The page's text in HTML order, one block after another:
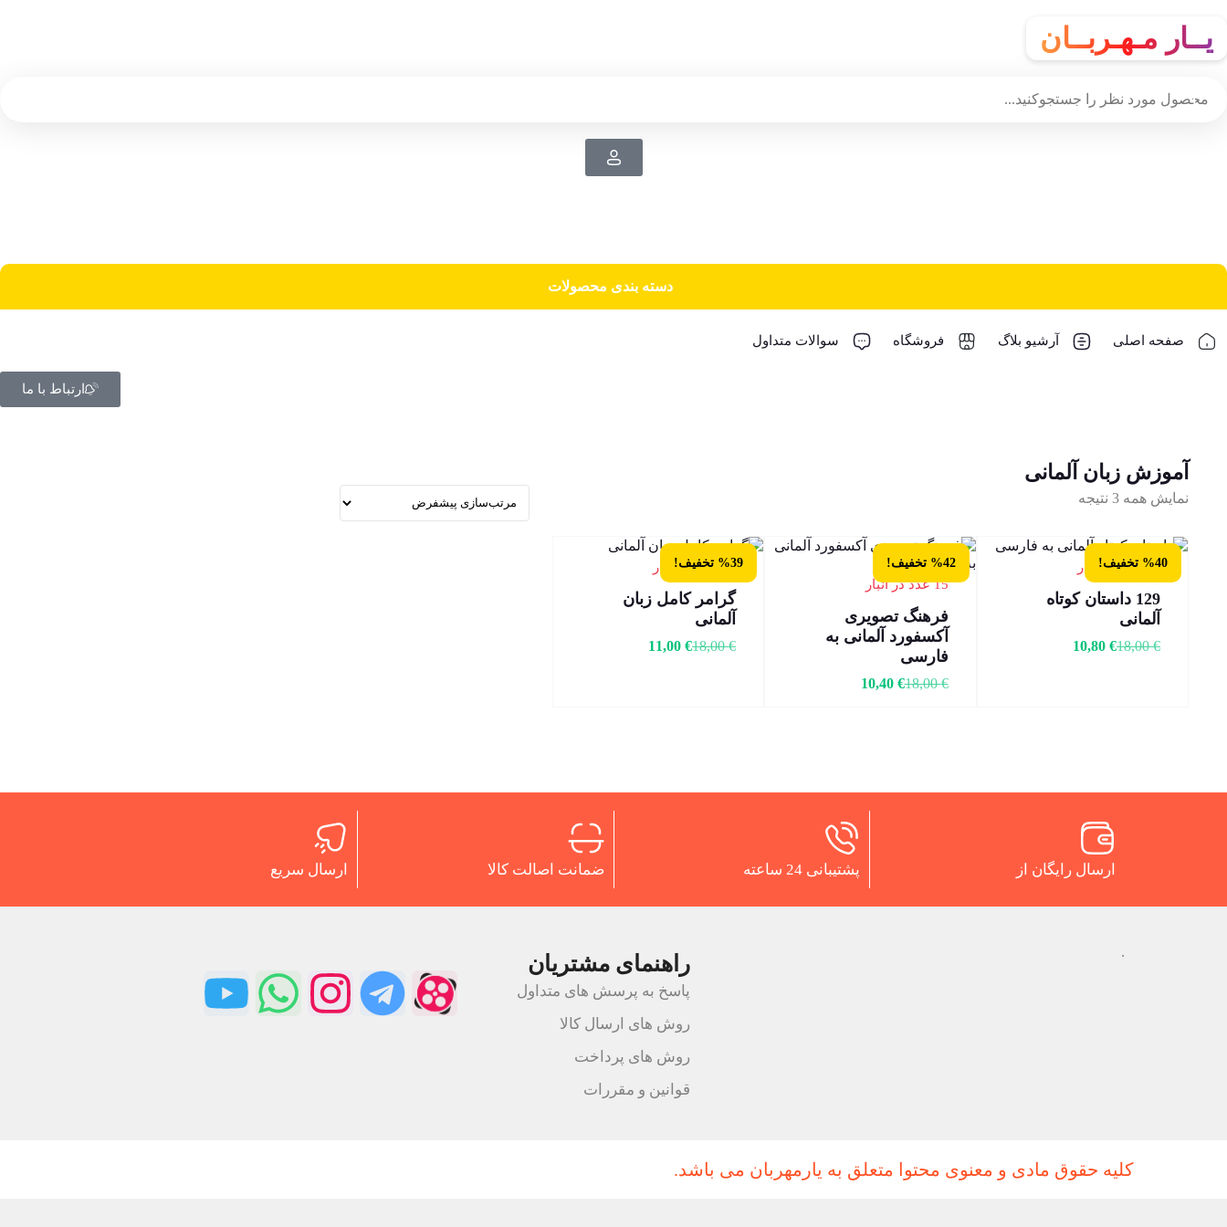
یــار مـهـربــان
دسته‌ بندی محصولات
صفحه اصلی آرشیو بلاگ فروشگاه سوالات متداول
ارتباط با ما
آموزش زبان آلمانی
نمایش همه 3 نتیجه
%40 تخفیف!
15 عدد در انبار
129 داستان کوتاه
آلمانی
18,00€
10,80 €
%42 تخفیف!
15 عدد در انبار
فرهنگ تصویری
آکسفورد آلمانی به
فارسی
18,00€
10,40 €
%39 تخفیف!
15 عدد در انبار
گرامر کامل زبان
آلمانی
18,00€
11,00 €
ارسال رایگان از پشتیبانی 24 ساعته ضمانت اصالت کالا ارسال سریع
. راهنمای مشتریان
پاسخ به پرسش های متداول
روش های ارسال کالا
روش های پرداخت
قوانین و مقررات
کلیه حقوق مادی و معنوی محتوا متعلق به یارمهربان می باشد.